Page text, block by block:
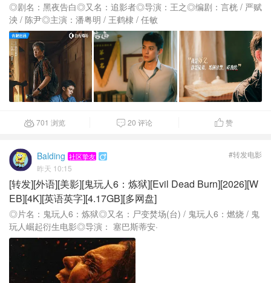
◎剧名：黑夜告白◎又名：追影者◎导演：王之◎编剧：言桄 / 严赋
泱 / 陈尹◎主演：潘粤明 / 王鹤棣 / 任敏
701 浏览  20 评论 赞
Balding 社区挚友 
昨天 10:15
#转发电影
[转发][外语][美影][鬼玩人6：炼狱][Evil Dead Burn][2026][W
EB][4K][英语英字][4.17GB][多网盘]
◎片名：鬼玩人6：炼狱◎又名：尸变焚场(台) / 鬼玩人6：燃烧 / 鬼
玩人崛起衍生电影◎导演： 塞巴斯蒂安·